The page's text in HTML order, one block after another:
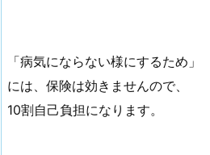
「病気にならない様にするため」
には、保険は効きませんので、
10割自己負担になります。